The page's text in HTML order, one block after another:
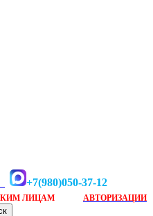
+7(980)050-37-12
ЛИЦАМ АВТОРИЗАЦИИ